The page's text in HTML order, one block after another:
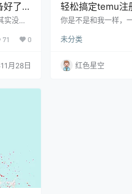
好了
实没有
才能合
年轻
群，可
跟父母
成年
在tem
71 0
月28日
轻松搞定temu注
事半功倍！
你是不是和我一样，
都在讨论？其实呢，
是啊，注册过程一开
茫，今天我就来和你
未分类
红色星空